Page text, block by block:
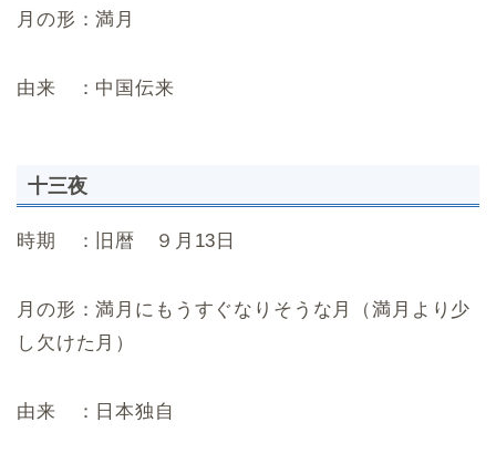
月の形：満月
由来 ：中国伝来
十三夜
時期 ：旧暦 ９月13日
月の形：満月にもうすぐなりそうな月（満月より少
し欠けた月）
由来 ：日本独自